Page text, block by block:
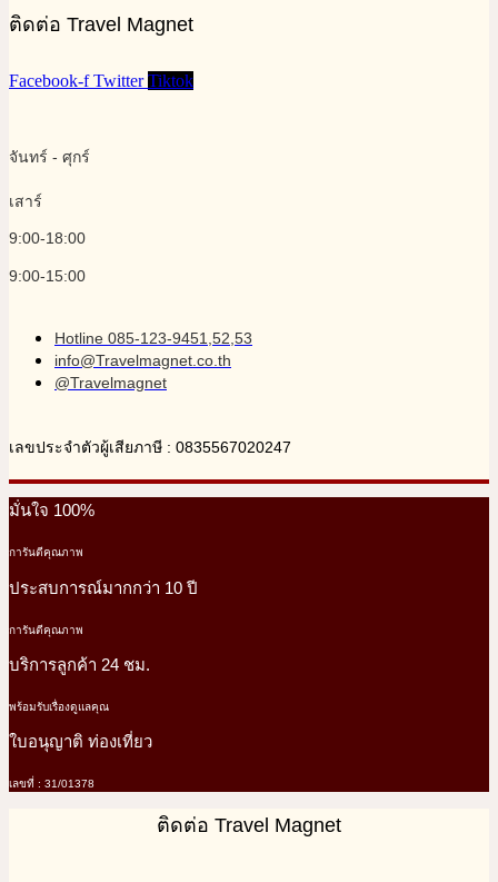
ติดต่อ Travel Magnet
Facebook-f Twitter Tiktok
จันทร์ - ศุกร์
เสาร์
9:00-18:00
9:00-15:00
Hotline 085-123-9451,52,53
info@Travelmagnet.co.th
@Travelmagnet
เลขประจำตัวผู้เสียภาษี : 0835567020247
มั่นใจ 100%
การันตีคุณภาพ
ประสบการณ์มากกว่า 10 ปี
การันตีคุณภาพ
บริการลูกค้า 24 ชม.
พร้อมรับเรื่องดูแลคุณ
ใบอนุญาติ ท่องเที่ยว
เลขที่ : 31/01378
ติดต่อ Travel Magnet